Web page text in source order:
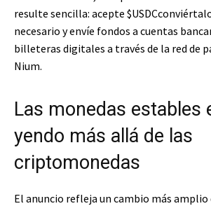
resulte sencilla: acepte $USDC
necesario y envíe fondos a cuentas
billeteras digitales a través de la red de
Nium.
Las monedas estables
yendo más allá de las
criptomonedas
El anuncio refleja un cambio más amplio